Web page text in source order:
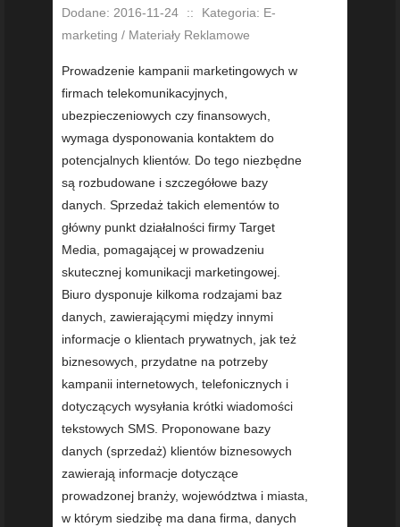
Dodane: 2016-11-24 ::
Kategoria: E-
marketing / Materiały Reklamowe
Prowadzenie kampanii marketingowych w
firmach telekomunikacyjnych,
ubezpieczeniowych czy finansowych,
wymaga dysponowania kontaktem do
potencjalnych klientów. Do tego niezbędne
są rozbudowane i szczegółowe bazy
danych. Sprzedaż takich elementów to
główny punkt działalności firmy Target
Media, pomagającej w prowadzeniu
skutecznej komunikacji marketingowej.
Biuro dysponuje kilkoma rodzajami baz
danych, zawierającymi między innymi
informacje o klientach prywatnych, jak też
biznesowych, przydatne na potrzeby
kampanii internetowych, telefonicznych i
dotyczących wysyłania krótki wiadomości
tekstowych SMS. Proponowane bazy
danych (sprzedaż) klientów biznesowych
zawierają informacje dotyczące
prowadzonej branży, województwa i miasta,
w którym siedzibę ma dana firma, danych